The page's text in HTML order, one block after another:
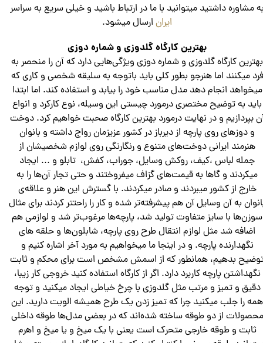
مشاوره داشتید میتوانید با ما در ارتباط باشید و خیلی سریع به سراسر
ایرانارسال میشود.
بهترین کارگاه گلدوزی و شماره دوزی
بهترین کارگاه گلدوزی و شماره دوزی ویژگی‌هایی دارد که آن را منحصر به
فرد میکنند اما هنرجو بطور کلی باید باتوجه به سلیقه شخصی و کاری که
میخواهد انجام دهد مدل مناسب خود را بیابد و استفاده کند. اما ابتدا
باید به توضیح مختصری درمورد چیستی این وسیله، نوع کارکرد و انواع
بپردازیم و در نهایت درمورد بهترین کارگاه صحبت خواهیم کرد. دوخت
و دوزهای روی پارچه از دیرباز در کشور عزیزمان رواج داشته و بانوان
هنرمند ایرانی دوخت‌های متنوع و رنگارنگی روی لوازم شخصیشان از
جمله لباس ،کیف، روکش وسایل، جوراب، کفش، تابلو و ... ایجاد
میکردند و گاها به قیمت‌های گزاف میفروختند و حتی تجار آن‌ها را به
خارج از کشور میبردند و صادر میکردند. با گسترش این هنر و علاقه‌ی
به آن وسایل آن هم پیشرفته‌تر شده و کار را راحتتر‌ کردند برای مثال
سوزن‌ها با سایز متفاوت تولید شد، پارچه‌ها مرغوب‌تر شد و لوازمی هم
اضافه شد مثل لوازم انتقال طرح روی پارچه، شابلون‌ها و حلقه های
نگهدارنده پارچه. و در اینجا ما میخواهیم به مورد آخر اشاره کنیم و
بدهیم، همانطور که از اسمش مشخص است برای محکم و ثابت
نگهداشتن پارچه کاربرد دارد. اگر از کارگاه استفاده کنید خروجی کار زیبا،
دقیق و تمیز و مرتب مثل گلدوزی با چرخ خیاطی ایجاد میکنید و توجه
همه را جلب میکنید چرا که تمیز زدن یک طرح همیشه الویت دارید. این
محصولات از دو طوقه ساخته شده‌اند که در بعضی مدل‌ها طوقه داخلی
ثابت و طوقه خارجی متحرک است یعنی با یک میخ و یا میخ و اهرم